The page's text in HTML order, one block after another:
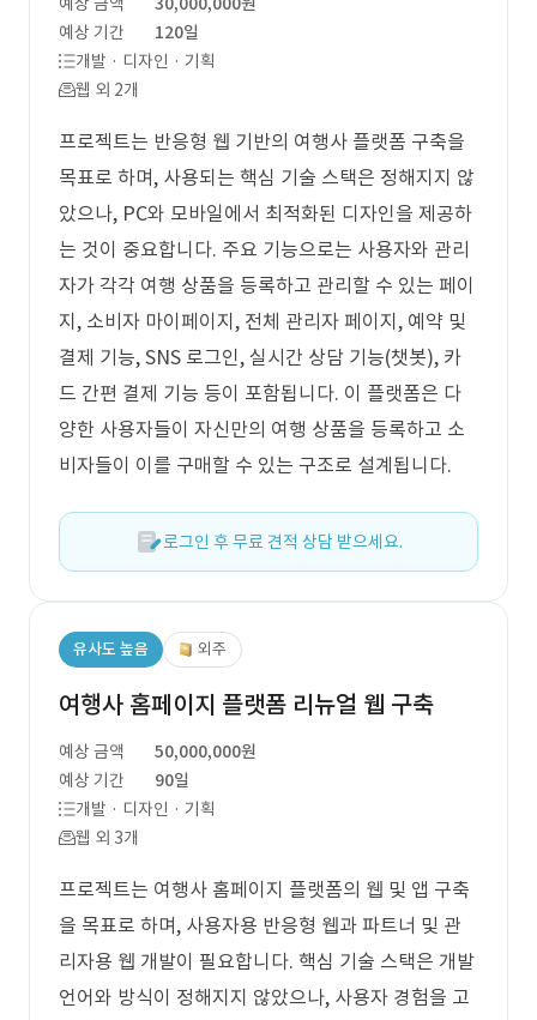
예상 기간
120일
개발 · 디자인 · 기획
웹 외 2개
프로젝트는 반응형 웹 기반의 여행사 플랫폼 구축을
목표로 하며, 사용되는 핵심 기술 스택은 정해지지 않
았으나, PC와 모바일에서 최적화된 디자인을 제공하
는 것이 중요합니다. 주요 기능으로는 사용자와 관리
자가 각각 여행 상품을 등록하고 관리할 수 있는 페이
지, 소비자 마이페이지, 전체 관리자 페이지, 예약 및
결제 기능, SNS 로그인, 실시간 상담 기능(챗봇), 카
드 간편 결제 기능 등이 포함됩니다. 이 플랫폼은 다
양한 사용자들이 자신만의 여행 상품을 등록하고 소
비자들이 이를 구매할 수 있는 구조로 설계됩니다.
로그인 후 무료 견적 상담 받으세요.
유사도 높음 외주
여행사 홈페이지 플랫폼 리뉴얼 웹 구축
예상 금액
50,000,000원
예상 기간
90일
개발 · 디자인 · 기획
웹 외 3개
프로젝트는 여행사 홈페이지 플랫폼의 웹 및 앱 구축
을 목표로 하며, 사용자용 반응형 웹과 파트너 및 관
리자용 웹 개발이 필요합니다. 핵심 기술 스택은 개발
언어와 방식이 정해지지 않았으나, 사용자 경험을 고